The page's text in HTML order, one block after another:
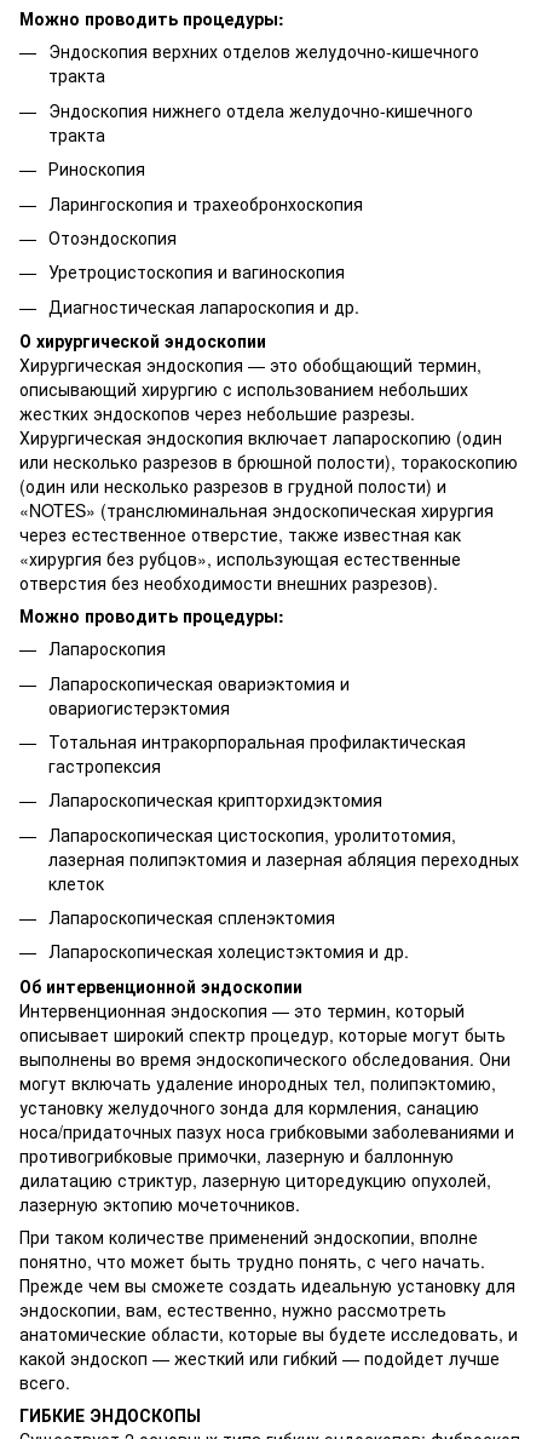
Можно проводить процедуры:
Эндоскопия верхних отделов желудочно-кишечного
тракта
Эндоскопия нижнего отдела желудочно-кишечного
тракта
Риноскопия
Ларингоскопия и трахеобронхоскопия
Отоэндоскопия
Уретроцистоскопия и вагиноскопия
Диагностическая лапароскопия и др.
О хирургической эндоскопии
Хирургическая эндоскопия — это обобщающий термин,
описывающий хирургию с использованием небольших
жестких эндоскопов через небольшие разрезы.
Хирургическая эндоскопия включает лапароскопию (один
или несколько разрезов в брюшной полости), торакоскопию
(один или несколько разрезов в грудной полости) и
«NOTES» (транслюминальная эндоскопическая хирургия
через естественное отверстие, также известная как
«хирургия без рубцов», использующая естественные
отверстия без необходимости внешних разрезов).
Можно проводить процедуры:
Лапароскопия
Лапароскопическая овариэктомия и
овариогистерэктомия
Тотальная интракорпоральная профилактическая
гастропексия
Лапароскопическая крипторхидэктомия
Лапароскопическая цистоскопия, уролитотомия,
лазерная полипэктомия и лазерная абляция переходных
клеток
Лапароскопическая спленэктомия
Лапароскопическая холецистэктомия и др.
Об интервенционной эндоскопии
Интервенционная эндоскопия — это термин, который
описывает широкий спектр процедур, которые могут быть
выполнены во время эндоскопического обследования. Они
могут включать удаление инородных тел, полипэктомию,
установку желудочного зонда для кормления, санацию
носа/придаточных пазух носа грибковыми заболеваниями и
противогрибковые примочки, лазерную и баллонную
дилатацию стриктур, лазерную циторедукцию опухолей,
лазерную эктопию мочеточников.
При таком количестве применений эндоскопии, вполне
понятно, что может быть трудно понять, с чего начать.
Прежде чем вы сможете создать идеальную установку для
эндоскопии, вам, естественно, нужно рассмотреть
анатомические области, которые вы будете исследовать, и
какой эндоскоп — жесткий или гибкий — подойдет лучше
всего.
ГИБКИЕ ЭНДОСКОПЫ